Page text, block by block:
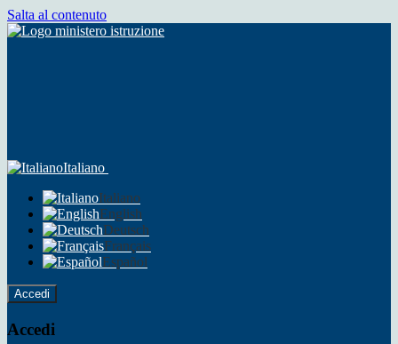
Salta al contenuto
Italiano
Italiano
English
Deutsch
Français
Español
Accedi
Accedi